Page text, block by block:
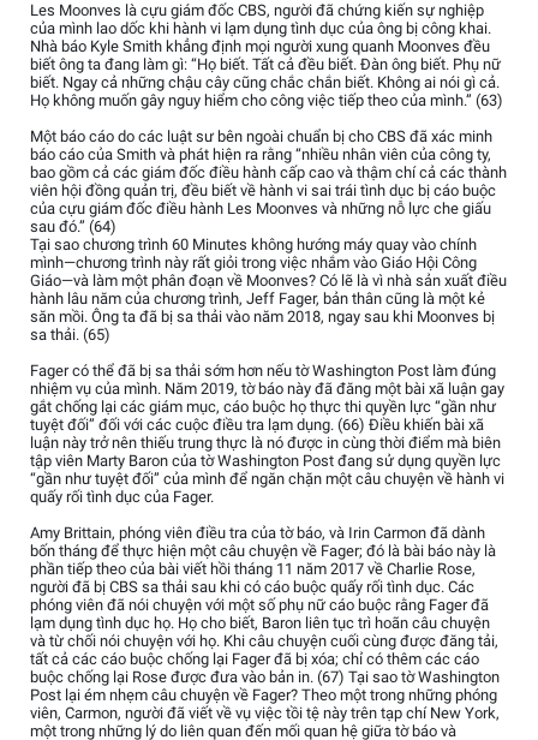
Les Moonves là cựu giám đốc CBS, người đã chứng kiến sự nghiệp
của mình lao dốc khi hành vi lạm dụng tình dục của ông bị công khai.
Nhà báo Kyle Smith khẳng định mọi người xung quanh Moonves đều
biết ông ta đang làm gì: “Họ biết. Tất cả đều biết. Đàn ông biết. Phụ nữ
biết. Ngay cả những chậu cây cũng chắc chắn biết. Không ai nói gì cả.
Họ không muốn gây nguy hiểm cho công việc tiếp theo của mình.” (63)
Một báo cáo do các luật sư bên ngoài chuẩn bị cho CBS đã xác minh
báo cáo của Smith và phát hiện ra rằng “nhiều nhân viên của công ty,
bao gồm cả các giám đốc điều hành cấp cao và thậm chí cả các thành
viên hội đồng quản trị, đều biết về hành vi sai trái tình dục bị cáo buộc
của cựu giám đốc điều hành Les Moonves và những nỗ lực che giấu
sau đó.” (64)
Tại sao chương trình 60 Minutes không hướng máy quay vào chính
mình—chương trình này rất giỏi trong việc nhắm vào Giáo Hội Công
Giáo—và làm một phân đoạn về Moonves? Có lẽ là vì nhà sản xuất điều
hành lâu năm của chương trình, Jeff Fager, bản thân cũng là một kẻ
săn mồi. Ông ta đã bị sa thải vào năm 2018, ngay sau khi Moonves bị
sa thải. (65)
Fager có thể đã bị sa thải sớm hơn nếu tờ Washington Post làm đúng
nhiệm vụ của mình. Năm 2019, tờ báo này đã đăng một bài xã luận gay
gắt chống lại các giám mục, cáo buộc họ thực thi quyền lực “gần như
tuyệt đối” đối với các cuộc điều tra lạm dụng. (66) Điều khiến bài xã
luận này trở nên thiếu trung thực là nó được in cùng thời điểm mà biên
tập viên Marty Baron của tờ Washington Post đang sử dụng quyền lực
“gần như tuyệt đối” của mình để ngăn chặn một câu chuyện về hành vi
quấy rối tình dục của Fager.
Amy Brittain, phóng viên điều tra của tờ báo, và Irin Carmon đã dành
bốn tháng để thực hiện một câu chuyện về Fager; đó là bài báo này là
phần tiếp theo của bài viết hồi tháng 11 năm 2017 về Charlie Rose,
người đã bị CBS sa thải sau khi có cáo buộc quấy rối tình dục. Các
phóng viên đã nói chuyện với một số phụ nữ cáo buộc rằng Fager đã
lạm dụng tình dục họ. Họ cho biết, Baron liên tục trì hoãn câu chuyện
và từ chối nói chuyện với họ. Khi câu chuyện cuối cùng được đăng tải,
tất cả các cáo buộc chống lại Fager đã bị xóa; chỉ có thêm các cáo
buộc chống lại Rose được đưa vào bản in. (67) Tại sao tờ Washington
Post lại ém nhẹm câu chuyện về Fager? Theo một trong những phóng
viên, Carmon, người đã viết về vụ việc tồi tệ này trên tạp chí New York,
một trong những lý do liên quan đến mối quan hệ giữa tờ báo và